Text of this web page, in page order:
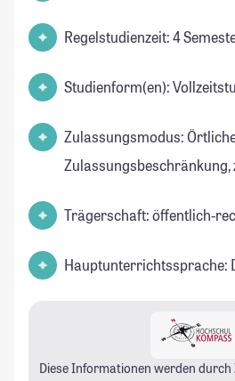
Regelstudienzeit: 4
Studienform(en):
Zulassungsmodus:
Zulassungsbeschränkung,
Trägerschaft: öffentlich-
Hauptunterrichtssprache:
Diese Informationen werden